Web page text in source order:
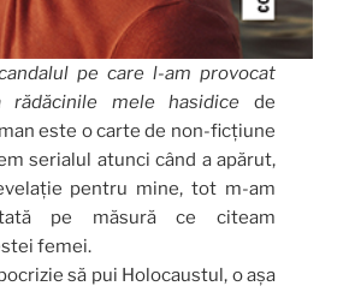
pe care l-am provocat
rădăcinile mele hasidice de
este o carte de non-ficțiune
serialul atunci când a apărut,
pentru mine, tot m-am
pe măsură ce citeam
femei.
să pui Holocaustul, o așa